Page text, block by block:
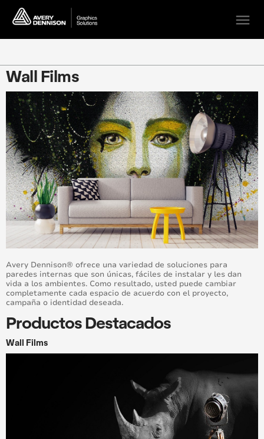
menu
Wall Films
Avery Dennison® ofrece una variedad de soluciones para
paredes internas que son únicas, fáciles de instalar y les dan
vida a los ambientes. Como resultado, usted puede cambiar
completamente cada espacio de acuerdo con el proyecto,
campaña o identidad deseada.
Productos Destacados
Wall Films